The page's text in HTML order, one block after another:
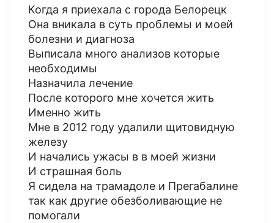
Когда я приехала с города Белорецк
Она вникала в суть проблемы и моей
болезни и диагноза
Выписала много анализов которые
необходимы
Назначила лечение
После которого мне хочется жить
Именно жить
Мне в 2012 году удалили щитовидную
железу
И начались ужасы в в моей жизни
И страшная боль
Я сидела на трамадоле и Прегабалине
так как другие обезболивающие не
помогали